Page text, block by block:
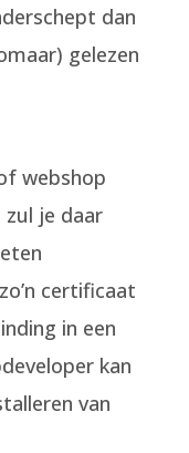
dan
gelezen
webshop
zul je daar
certificaat
in een
kan
van